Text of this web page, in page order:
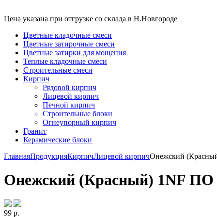
Цена указана при отгрузке со склада в Н.Новгороде
Цветные кладочные смеси
Цветные затирочные смеси
Цветные затирки для мощения
Теплые кладочные смеси
Строительные смеси
Кирпич
Рядовой кирпич
Лицевой кирпич
Печной кирпич
Строительные блоки
Огнеупорный кирпич
Гранит
Керамические блоки
ГлавнаяПродукцияКирпичЛицевой кирпичОнежский
Онежский (Красный) 1NF ПО
99 р.